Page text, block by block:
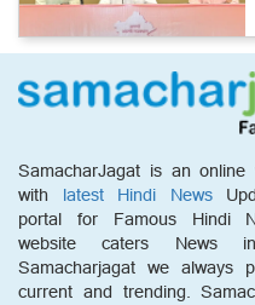
SamacharJagat is an
with latest Hindi News
portal for Famous Hindi
website caters News
Samacharjagat we always
current and trending.